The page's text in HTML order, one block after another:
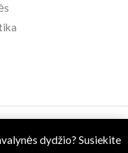
dydžio? Susiekite